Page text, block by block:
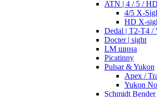
ATN | 4 / 5 / HD
4/5 X-
HD X-
Dedal | T2-T4 /
Docter | sight
LM шина
Picatinny
Pulsar & Yukon
Apex /
Yukon
Schmidt